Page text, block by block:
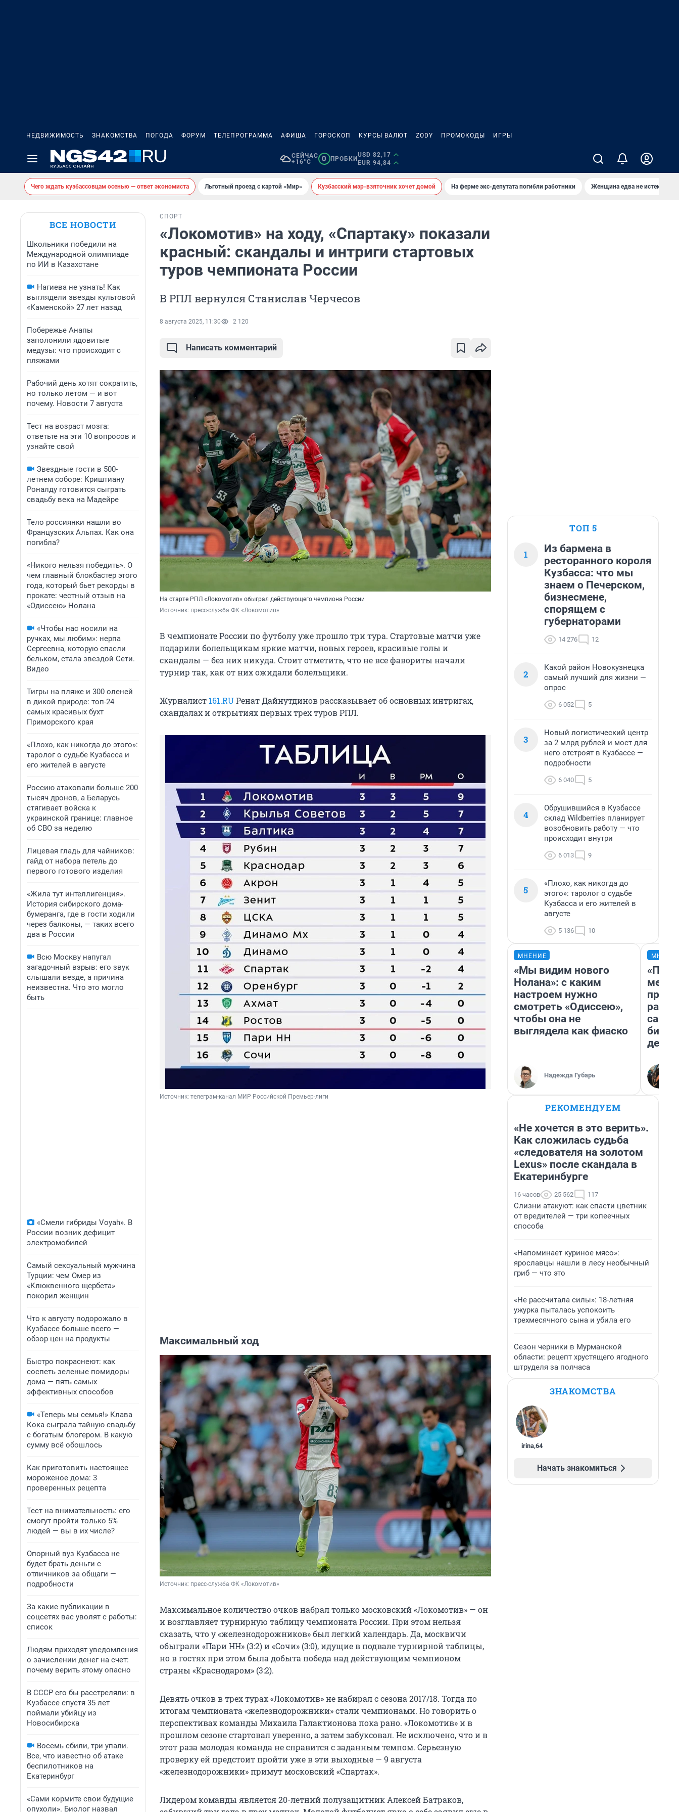
НЕДВИЖИМОСТЬ ЗНАКОМСТВА ПОГОДА ФОРУМ ТЕЛЕПРОГРАММА АФИША ГОРОСКОП КУРСЫ ВАЛЮТ ZODY ПРОМОКОДЫ ИГРЫ
СЕЙЧАС
+16°C
0 ПРОБКИ
USD 82,17
EUR 94,84
Чего ждать кузбассовцам осенью — ответ экономиста Льготный проезд с картой «Мир» Кузбасский мэр-взяточник хочет домой На ферме экс-депутата погибли работники Женщина едва не истекла
ВСЕ НОВОСТИ
Школьники победили на
Международной олимпиаде
по ИИ в Казахстане
Нагиева не узнать! Как
выглядели звезды культовой
«Каменской» 27 лет назад
Побережье Анапы
заполонили ядовитые
медузы: что происходит с
пляжами
Рабочий день хотят сократить,
но только летом — и вот
почему. Новости 7 августа
Тест на возраст мозга:
ответьте на эти 10 вопросов и
узнайте свой
Звездные гости в 500-
летнем соборе: Криштиану
Роналду готовится сыграть
свадьбу века на Мадейре
Тело россиянки нашли во
Французских Альпах. Как она
погибла?
«Никого нельзя победить». О
чем главный блокбастер этого
года, который бьет рекорды в
прокате: честный отзыв на
«Одиссею» Нолана
«Чтобы нас носили на
ручках, мы любим»: нерпа
Сергеевна, которую спасли
бельком, стала звездой Сети.
Видео
Тигры на пляже и 300 оленей
в дикой природе: топ-24
самых красивых бухт
Приморского края
«Плохо, как никогда до этого»:
таролог о судьбе Кузбасса и
его жителей в августе
Россию атаковали больше 200
тысяч дронов, а Беларусь
стягивает войска к
украинской границе: главное
об СВО за неделю
Лицевая гладь для чайников:
гайд от набора петель до
первого готового изделия
«Жила тут интеллигенция».
История сибирского дома-
бумеранга, где в гости ходили
через балконы, — таких всего
два в России
Всю Москву напугал
загадочный взрыв: его звук
слышали везде, а причина
неизвестна. Что это могло
быть
«Смели гибриды Voyah». В
России возник дефицит
электромобилей
Самый сексуальный мужчина
Турции: чем Омер из
«Клюквенного щербета»
покорил женщин
Что к августу подорожало в
Кузбассе больше всего —
обзор цен на продукты
Быстро покраснеют: как
соспеть зеленые помидоры
дома — пять самых
эффективных способов
«Теперь мы семья!» Клава
Кока сыграла тайную свадьбу
с богатым блогером. В какую
сумму всё обошлось
Как приготовить настоящее
мороженое дома: 3
проверенных рецепта
Тест на внимательность: его
смогут пройти только 5%
людей — вы в их числе?
Опорный вуз Кузбасса не
будет брать деньги с
отличников за общаги —
подробности
За какие публикации в
соцсетях вас уволят с работы:
список
Людям приходят уведомления
о зачислении денег на счет:
почему верить этому опасно
В СССР его бы расстреляли: в
Кузбассе спустя 35 лет
поймали убийцу из
Новосибирска
Восемь сбили, три упали.
Все, что известно об атаке
беспилотников на
Екатеринбург
«Сами кормите свои будущие
опухоли». Биолог назвал
СПОРТ
«Локомотив» на ходу, «Спартаку» показали
красный: скандалы и интриги стартовых
туров чемпионата России
В РПЛ вернулся Станислав Черчесов
8 августа 2025, 11:30 2 120
Написать комментарий
На старте РПЛ «Локомотив» обыграл действующего чемпиона России
Источник: пресс-служба ФК «Локомотив»
В чемпионате России по футболу уже прошло три тура. Стартовые матчи уже
подарили болельщикам яркие матчи, новых героев, красивые голы и
скандалы — без них никуда. Стоит отметить, что не все фавориты начали
турнир так, как от них ожидали болельщики.
Журналист 161.RUРенат Дайнутдинов рассказывает об основных интригах,
скандалах и открытиях первых трех туров РПЛ.
Источник: телеграм-канал МИР Российской Премьер-лиги
Максимальный ход
Источник: пресс-служба ФК «Локомотив»
Максимальное количество очков набрал только московский «Локомотив» — он
и возглавляет турнирную таблицу чемпионата России. При этом нельзя
сказать, что у «железнодорожников» был легкий календарь. Да, москвичи
обыграли «Пари НН» (3:2) и «Сочи» (3:0), идущие в подвале турнирной таблицы,
но в гостях при этом была добыта победа над действующим чемпионом
страны «Краснодаром» (3:2).
Девять очков в трех турах «Локомотив» не набирал с сезона 2017/18. Тогда по
итогам чемпионата «железнодорожники» стали чемпионами. Но говорить о
перспективах команды Михаила Галактионова пока рано. «Локомотив» и в
прошлом сезоне стартовал уверенно, а затем забуксовал. Не исключено, что и в
этот раза молодая команда не справится с заданным темпом. Серьезную
проверку ей предстоит пройти уже в эти выходные — 9 августа
«железнодорожники» примут московский «Спартак».
Лидером команды является 20-летний полузащитник Алексей Батраков,
ТОП 5
1
Из бармена в
ресторанного короля
Кузбасса: что мы
знаем о Печерском,
бизнесмене,
спорящем с
губернаторами
14 276 12
2
Какой район Новокузнецка
самый лучший для жизни —
опрос
6 052 5
3
Новый логистический центр
за 2 млрд рублей и мост для
него отстроят в Кузбассе —
подробности
6 040 5
4
Обрушившийся в Кузбассе
склад Wildberries планирует
возобновить работу — что
происходит внутри
6 013 9
5
«Плохо, как никогда до
этого»: таролог о судьбе
Кузбасса и его жителей в
августе
5 136 10
МНЕНИЕ
«Мы видим нового
Нолана»: с каким
настроем нужно
смотреть «Одиссею»,
чтобы она не
выглядела как фиаско
Надежда Губарь
РЕКОМЕНДУЕМ
«Не хочется в это верить».
Как сложилась судьба
«следователя на золотом
Lexus» после скандала в
Екатеринбурге
16 часов 25 562 117
Слизни атакуют: как спасти цветник
от вредителей — три копеечных
способа
«Напоминает куриное мясо»:
ярославцы нашли в лесу необычный
гриб — что это
«Не рассчитала силы»: 18-летняя
ужурка пыталась успокоить
трехмесячного сына и убила его
Сезон черники в Мурманской
области: рецепт хрустящего ягодного
штруделя за полчаса
ЗНАКОМСТВА
irina,64
Начать знакомиться